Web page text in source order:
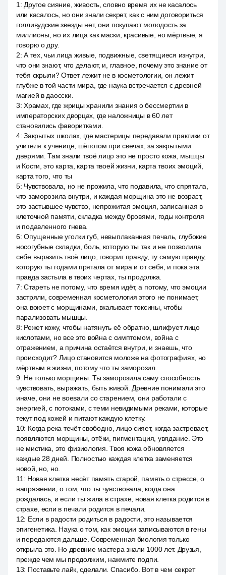
1 : Другое сияние, живость, словно время их не касалось
или касалось, но они знали секрет, как с ним договориться
голливудские звезды нет, они покупают молодость за
миллионы, но их лица как маски, красивые, но мёртвые, я
говорю о дру.
2:А тех, чьи лица живые, подвижные, светящиеся изнутри,
что они знают, что делают, и, главное, почему это знание от
тебя скрыли? Ответ лежит не в косметологии, он лежит
глубже в той части мира, где наука встречается с древней
магией в даосски.
3:Храмах, где жрицы хранили знания о бессмертии в
императорских дворцах, где наложницы в 60 лет
становились фаворитками.
4:Закрытых школах, где мастерицы передавали практики от
учителя к ученице, шёпотом при свечах, за закрытыми
дверями. Там знали твоё лицо это не просто кожа, мышцы
и Кости, это карта, карта твоей жизни, карта твоих эмоций,
карта того, что ты
5: Чувствовала, но не прожила, что подавила, что спрятала,
что заморозила внутри, и каждая морщина это не возраст,
это застывшее чувство, непрожитая эмоция, записанная в
клеточной памяти, складка между бровями, годы контроля
и подавленного гнева.
6:Опущенные уголки губ, невыплаканная печаль, глубокие
носогубные складки, боль, которую ты так и не позволила
себе выразить твоё лицо, говорит правду, ту самую правду,
которую ты годами прятала от мира и от себя, и пока эта
правда застыла в твоих чертах, ты продолжа.
7:Стареть не потому, что время идёт, а потому, что эмоции
застряли, современная косметология этого не понимает,
она воюет с морщинами, вкалывает токсины, чтобы
парализовать мышцы.
8: Режет кожу, чтобы натянуть её обратно, шлифует лицо
кислотами, но все это война с симптомом, война с
отражением, а причина остаётся внутри, и знаешь, что
происходит? Лицо становится моложе на фотографиях, но
мёртвым в жизни, потому что ты заморозил.
9: Не только морщины. Ты заморозила саму способность
чувствовать, выражать, быть живой. Древние понимали это
иначе, они не воевали со старением, они работали с
энергией, с потоками, с теми невидимыми реками, которые
текут под кожей и питают каждую клетку.
10: Когда река течёт свободно, лицо сияет, когда застревает,
появляются морщины, отёки, пигментация, увядание. Это
не мистика, это физиология. Твоя кожа обновляется
каждые 28 дней. Полностью каждая клетка заменяется
новой, но, но.
11: Новая клетка несёт память старой, память о стрессе, о
напряжении, о том, что ты чувствовала, когда она
рождалась, и если ты жила в страхе, новая клетка родится в
страхе, если в печали родится в печали.
12: Если в радости родиться в радости, это называется
эпигенетика. Наука о том, как эмоции записываются в гены
и передаются дальше. Современная биология только
открыла это. Но древние мастера знали 1000 лет. Друзья,
прежде чем мы продолжим, нажмите подпи.
13: Поставьте лайк, сделали. Спасибо. Вот в чем секрет